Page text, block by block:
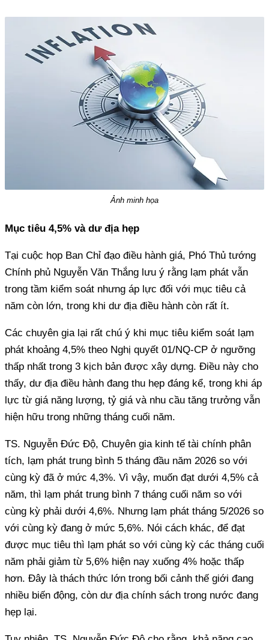
Ảnh minh họa
Mục tiêu 4,5% và dư địa hẹp
Tại cuộc họp Ban Chỉ đạo điều hành giá, Phó Thủ tướng
Chính phủ Nguyễn Văn Thắng lưu ý rằng lạm phát vẫn
trong tầm kiểm soát nhưng áp lực đối với mục tiêu cả
năm còn lớn, trong khi dư địa điều hành còn rất ít.
Các chuyên gia lại rất chú ý khi mục tiêu kiểm soát lạm
phát khoảng 4,5% theo Nghị quyết 01/NQ-CP ở ngưỡng
thấp nhất trong 3 kịch bản được xây dựng. Điều này cho
thấy, dư địa điều hành đang thu hẹp đáng kể, trong khi áp
lực từ giá năng lượng, tỷ giá và nhu cầu tăng trưởng vẫn
hiện hữu trong những tháng cuối năm.
TS. Nguyễn Đức Độ, Chuyên gia kinh tế tài chính phân
tích, lạm phát trung bình 5 tháng đầu năm 2026 so với
cùng kỳ đã ở mức 4,3%. Vì vậy, muốn đạt dưới 4,5% cả
năm, thì lạm phát trung bình 7 tháng cuối năm so với
cùng kỳ phải dưới 4,6%. Nhưng lạm phát tháng 5/2026 so
với cùng kỳ đang ở mức 5,6%. Nói cách khác, để đạt
được mục tiêu thì lạm phát so với cùng kỳ các tháng cuối
năm phải giảm từ 5,6% hiện nay xuống 4% hoặc thấp
hơn. Đây là thách thức lớn trong bối cảnh thế giới đang
nhiều biến động, còn dư địa chính sách trong nước đang
hẹp lại.